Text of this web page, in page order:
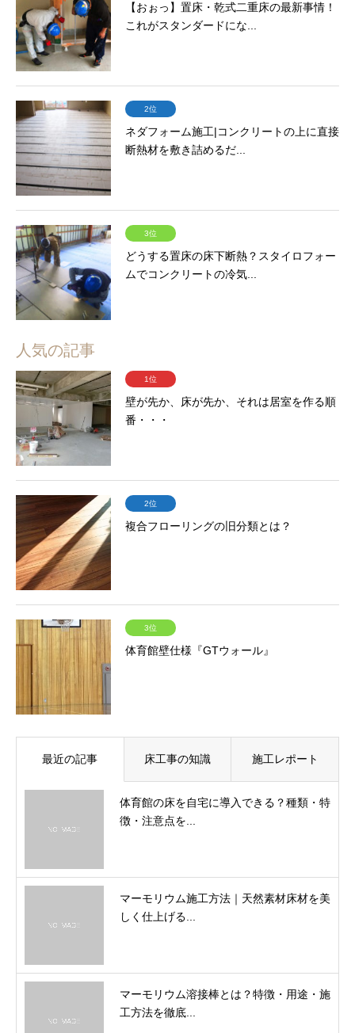
【おぉっ】置床・乾式二重床の最新事情！
これがスタンダードにな...
2位
ネダフォーム施工|コンクリートの上に直接
断熱材を敷き詰めるだ...
3位
どうする置床の床下断熱？スタイロフォー
ムでコンクリートの冷気...
人気の記事
1位
壁が先か、床が先か、それは居室を作る順
番・・・
2位
複合フローリングの旧分類とは？
3位
体育館壁仕様『GTウォール』
最近の記事 床工事の知識 施工レポート
体育館の床を自宅に導入できる？種類・特
徴・注意点を...
マーモリウム施工方法｜天然素材床材を美
しく仕上げる...
マーモリウム溶接棒とは？特徴・用途・施
工方法を徹底...